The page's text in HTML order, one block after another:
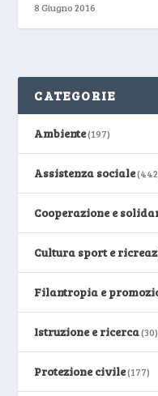
8 Giugno 2016
CATEGORIE
Ambiente(197)
Assistenza sociale
Cooperazione e
Cultura sport e
Filantropia e
Istruzione e ricerca(30)
Protezione civile(177)